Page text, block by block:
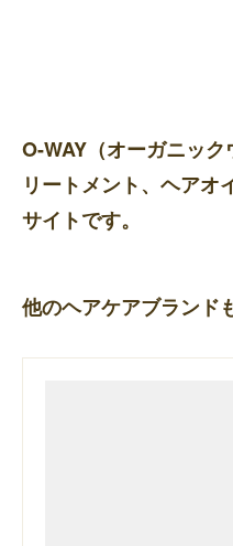
O-WAY（オーガニッ
リートメント、ヘアオ
サイトです。
他のヘアケアブラン